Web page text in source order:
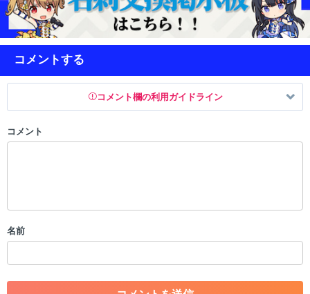
コメントする
コメント欄の利用ガイドライン
以下の書き込みを禁止とし、場合によってはコメント削除や書き込み制
・一度削除された投稿を再び投稿すること
・アカウントの売買など金銭が絡む内容の投稿
・各ゲームのネタバレを含む内容の投稿
コメント
名前